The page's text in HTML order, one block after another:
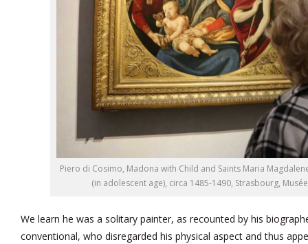
Piero di Cosimo, Madona with Child and Saints Maria
(in adolescent age), circa 1485-1490, Strasbourg,
We learn he was a solitary painter, as recounted by his
conventional, who disregarded his physical aspect and thus